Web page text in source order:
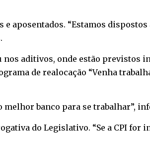
aposentados. “Estamos
nos aditivos, onde estão previstos
de realocação “Venha
banco para se trabalhar”,
do Legislativo. “Se a CPI for